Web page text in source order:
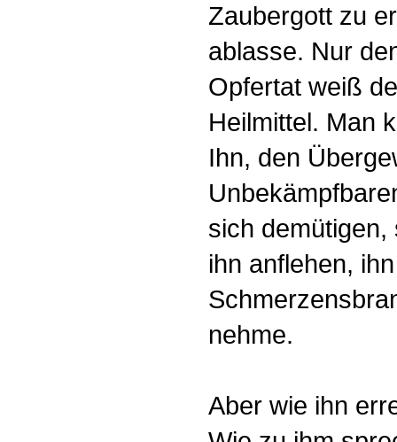
Zaubergott zu
ablasse. Nur
Opfertat weiß
Heilmittel. Man
Ihn, den
sich demütigen,
ihn anflehen,
nehme.
Aber wie ihn